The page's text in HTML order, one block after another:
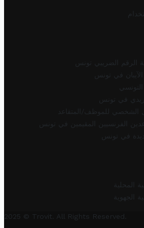
الرقم الضريبي تونس
في تونس
في تونس
الشخصي للموظف/المتقاعد
الفرنسيين المقيمين في تونس
في تونس
المحلية
الجهوية
2025 © Trovit. All Rights Reserved.